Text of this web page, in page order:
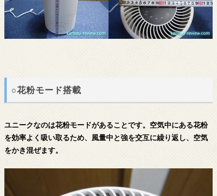
○花粉モード搭載
ユニークなのは花粉モードがあることです。空気中にある花粉
を効率よく吸い取るため、風量中と強を交互に繰り返し、空気
をかき混ぜます。